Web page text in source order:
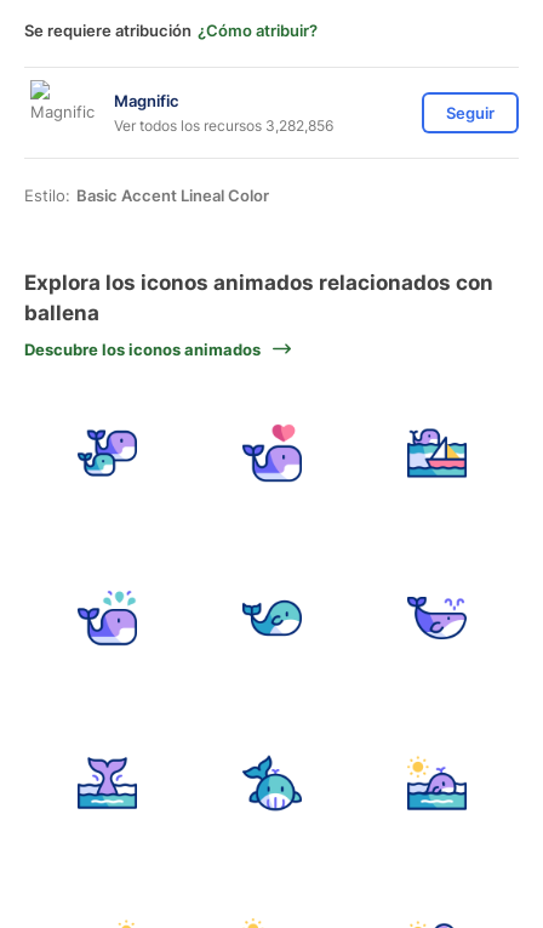
Se requiere atribución ¿Cómo atribuir?
Magnific
Ver todos los recursos 3,282,856
Seguir
Estilo: Basic Accent Lineal Color
Explora los iconos animados relacionados con
ballena
Descubre los iconos animados